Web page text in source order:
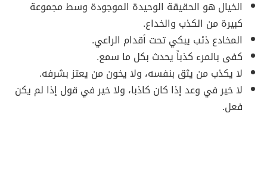
الخيال هو الحقيقة الوحيدة الموجودة وسط مجموعة
كبيرة من الكذب والخداع.
المخادع ذئب يبكي تحت أقدام الراعي.
كفى بالمرء كذباً يحدث بكل ما سمع.
لا يكذب من يثق بنفسه، ولا يخون من يعتز بشرفه.
لا خير في وعد إذا كان كاذبا، ولا خير في قول إذا لم يكن
فعل.